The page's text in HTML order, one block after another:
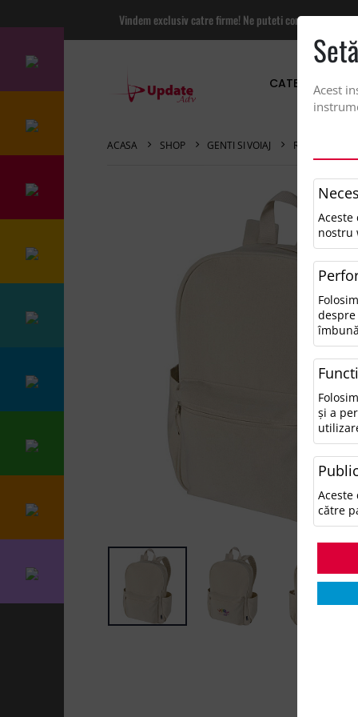
Vindem exclusiv catre firme! Ne puteti contacta
CATEGORII
ACASA SHOP GENTI SI VOIAJ RECANVAS
Acest
nostru
și a
către